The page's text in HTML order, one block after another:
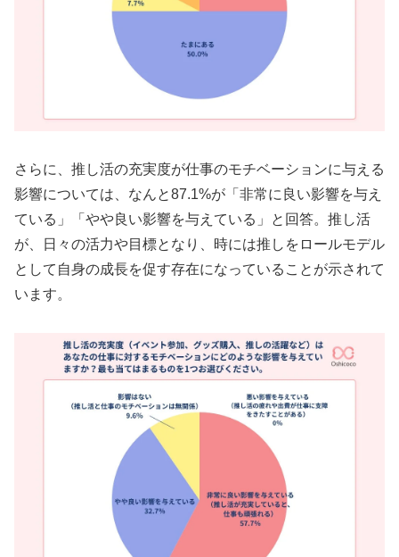
さらに、推し活の充実度が仕事のモチベーションに与える
影響については、なんと87.1%が「非常に良い影響を与え
ている」「やや良い影響を与えている」と回答。推し活
が、日々の活力や目標となり、時には推しをロールモデル
として自身の成長を促す存在になっていることが示されて
います。